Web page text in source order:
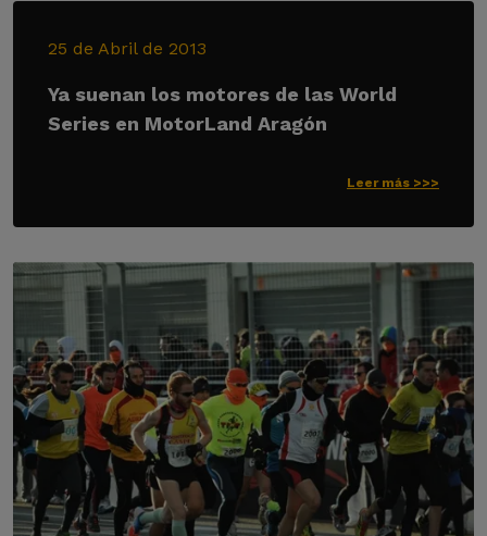
25 de Abril de 2013
Ya suenan los motores de las World
Series en MotorLand Aragón
Leer más >>>